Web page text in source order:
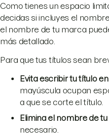
Como tienes un espacio
decidas si incluyes el
el nombre de tu marca
más detallado.
Para que tus títulos sean
Evita escribir tu título
mayúscula ocupan
a que se corte el título.
Elimina el nombre de
necesario.